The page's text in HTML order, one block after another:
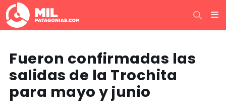
Fueron confirmadas las
salidas de la Trochita
para mayo y junio